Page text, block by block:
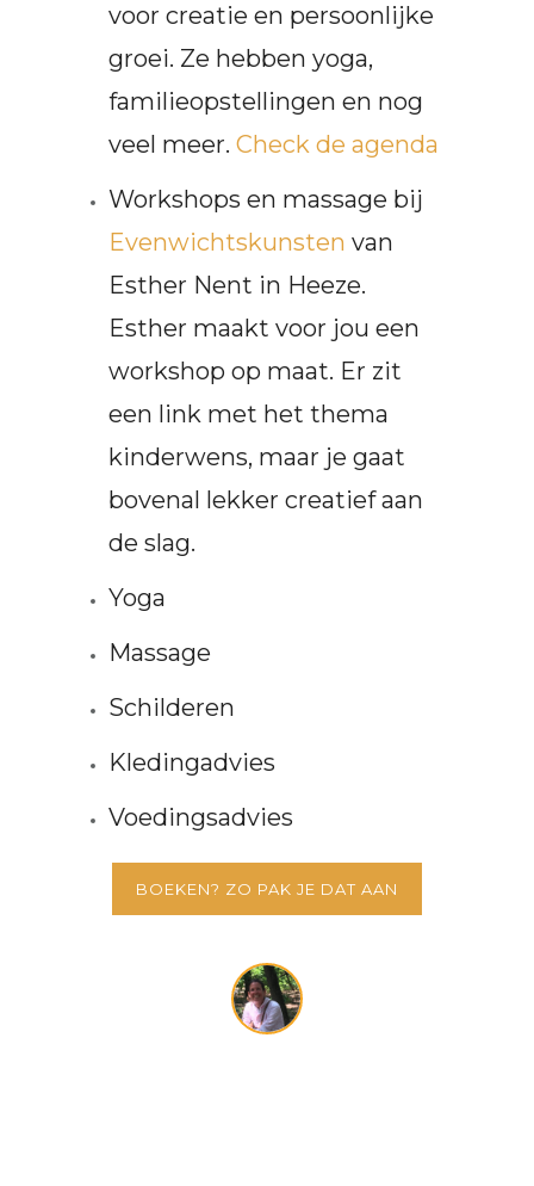
voor creatie en persoonlijke
groei. Ze hebben yoga,
familieopstellingen en nog
veel meer. Check de agenda
Workshops en massage bij
Evenwichtskunsten van
Esther Nent in Heeze.
Esther maakt voor jou een
workshop op maat. Er zit
een link met het thema
kinderwens, maar je gaat
bovenal lekker creatief aan
de slag.
Yoga
Massage
Schilderen
Kledingadvies
Voedingsadvies
BOEKEN? ZO PAK JE DAT AAN